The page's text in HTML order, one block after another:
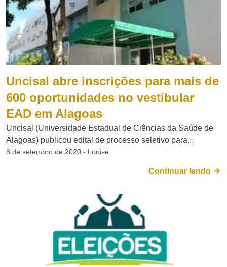
Uncisal abre inscrições para mais de
600 oportunidades no vestibular
EAD em Alagoas
Uncisal (Universidade Estadual de Ciências da Saúde de
Alagoas) publicou edital de processo seletivo para...
8 de setembro de 2020 - Louise
Continuar lendo